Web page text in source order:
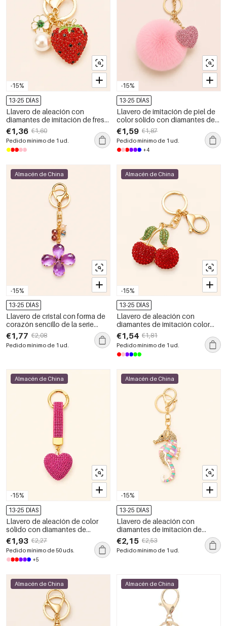
-15%
13-25 DÍAS
Llavero de aleación con
diamantes de imitación de fresa
de la serie de lujo Daily Fruit
€1,36 €1,60
Pedido mínimo de 1 ud.
-15%
13-25 DÍAS
Llavero de imitación de piel de
color sólido con diamantes de
imitación de la serie romántica
Daily Heart.
€1,59 €1,87
Pedido mínimo de 1 ud.
+4
-15%
Almacén de China
13-25 DÍAS
Llavero de cristal con forma de
corazón sencillo de la serie
Lujosa
€1,77 €2,08
Pedido mínimo de 1 ud.
-15%
Almacén de China
13-25 DÍAS
Llavero de aleación con
diamantes de imitación color
cereza, color cereza, de la serie
de lujo.
€1,54 €1,81
Pedido mínimo de 1 ud.
-15%
Almacén de China
13-25 DÍAS
Llavero de aleación de color
sólido con diamantes de
imitación de la serie de lujo
Sweet Heart
€1,93 €2,27
Pedido mínimo de 50 uds.
+5
-15%
Almacén de China
13-25 DÍAS
Llavero de aleación con
diamantes de imitación de
colores variados, estilo
oceánico y con motivos de
animales naturales de la serie
€2,15 €2,53
Pedido mínimo de 1 ud.
Almacén de China Almacén de China